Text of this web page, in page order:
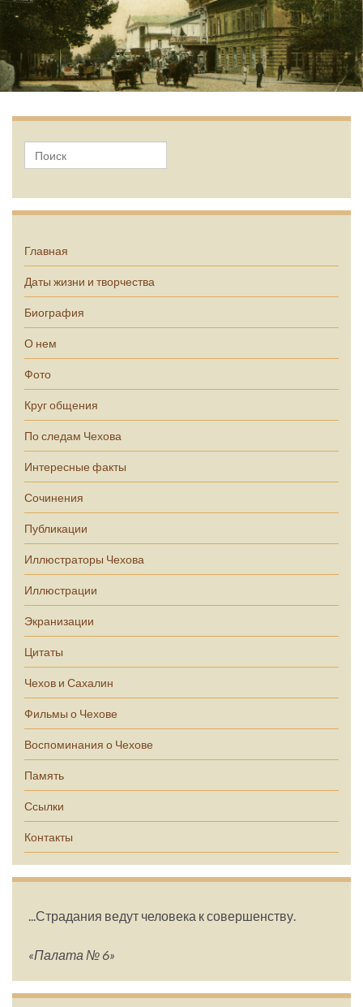
Главная
Даты жизни и творчества
Биография
О нем
Фото
Круг общения
По следам Чехова
Интересные факты
Сочинения
Публикации
Иллюстраторы Чехова
Иллюстрации
Экранизации
Цитаты
Чехов и Сахалин
Фильмы о Чехове
Воспоминания о Чехове
Память
Ссылки
Контакты
...Страдания ведут человека к совершенству.
«Палата № 6»